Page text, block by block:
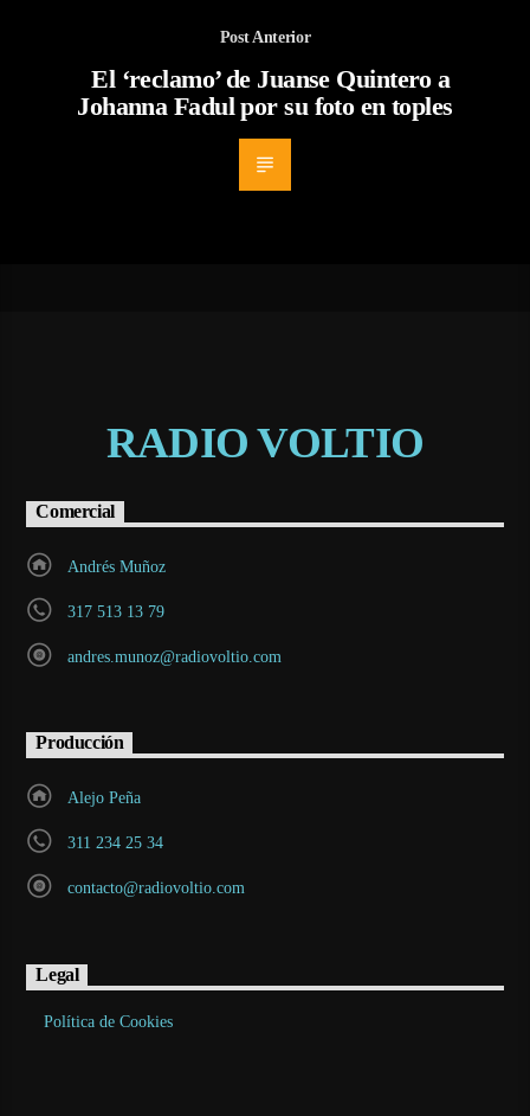
Post Anterior
El ‘reclamo’ de Juanse Quintero a
Johanna Fadul por su foto en toples
RADIO VOLTIO
Comercial
Andrés Muñoz
317 513 13 79
andres.munoz@radiovoltio.com
Producción
Alejo Peña
311 234 25 34
contacto@radiovoltio.com
Legal
Política de Cookies